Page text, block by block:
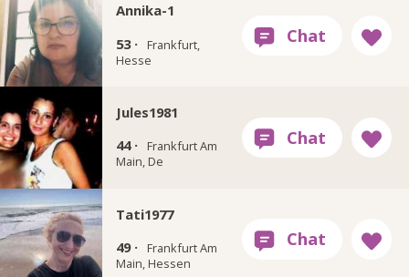
Annika-1
53 ·
Frankfurt,
Hesse
Jules1981
44 ·
Frankfurt Am
Main, De
Tati1977
49 ·
Frankfurt Am
Main, Hessen